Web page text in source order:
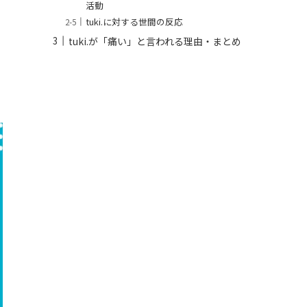
活動
tuki.に対する世間の反応
tuki.が「痛い」と言われる理由・まとめ